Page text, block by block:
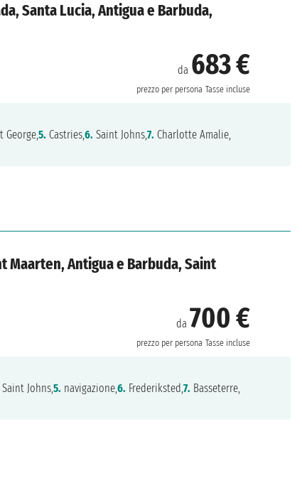
Santa Lucia, Antigua e Barbuda,
da 683 €
prezzo per persona Tasse incluse
George,5. Castries,6. Saint Johns,7. Charlotte Amalie,
Maarten, Antigua e Barbuda, Saint
da 700 €
prezzo per persona Tasse incluse
Saint Johns,5. navigazione,6. Frederiksted,7. Basseterre,